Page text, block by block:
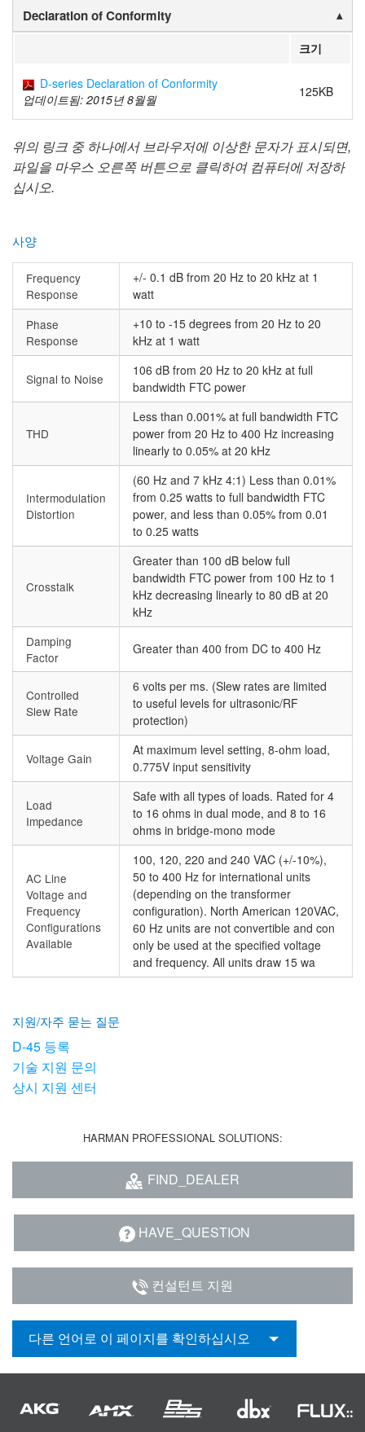
Declaration of Conformity
크기
D-series Declaration of Conformity
업데이트됨: 2015년 8월월
125KB
위의 링크 중 하나에서 브라우저에 이상한 문자가 표시되면,
파일을 마우스 오른쪽 버튼으로 클릭하여 컴퓨터에 저장하
십시오.
사양
Frequency
Response
+/- 0.1 dB from 20 Hz to 20 kHz at 1
watt
Phase
Response
+10 to -15 degrees from 20 Hz to 20
kHz at 1 watt
Signal to Noise
106 dB from 20 Hz to 20 kHz at full
bandwidth FTC power
THD
Less than 0.001% at full bandwidth FTC
power from 20 Hz to 400 Hz increasing
linearly to 0.05% at 20 kHz
Intermodulation
Distortion
(60 Hz and 7 kHz 4:1) Less than 0.01%
from 0.25 watts to full bandwidth FTC
power, and less than 0.05% from 0.01
to 0.25 watts
Crosstalk
Greater than 100 dB below full
bandwidth FTC power from 100 Hz to 1
kHz decreasing linearly to 80 dB at 20
kHz
Damping
Factor
Greater than 400 from DC to 400 Hz
Controlled
Slew Rate
6 volts per ms. (Slew rates are limited
to useful levels for ultrasonic/RF
protection)
Voltage Gain
At maximum level setting, 8-ohm load,
0.775V input sensitivity
Load
Impedance
Safe with all types of loads. Rated for 4
to 16 ohms in dual mode, and 8 to 16
ohms in bridge-mono mode
AC Line
Voltage and
Frequency
Configurations
Available
100, 120, 220 and 240 VAC (+/-10%),
50 to 400 Hz for international units
(depending on the transformer
configuration). North American 120VAC,
60 Hz units are not convertible and con
only be used at the specified voltage
and frequency. All units draw 15 wa
지원/자주 묻는 질문
D-45 등록
기술 지원 문의
상시 지원 센터
HARMAN PROFESSIONAL SOLUTIONS:
FIND_DEALER
HAVE_QUESTION
컨설턴트 지원
다른 언어로 이 페이지를 확인하십시오